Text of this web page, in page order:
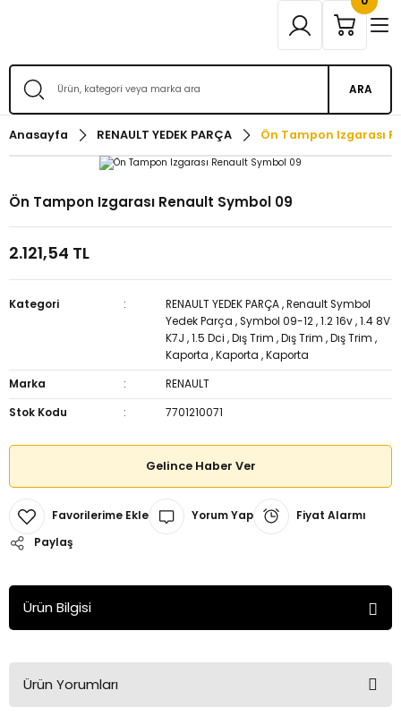
ARA
Anasayfa RENAULT YEDEK PARÇA Ön Tampon Izgarası
Ön Tampon Izgarası Renault Symbol 09
2.121,54 TL
Kategori RENAULT YEDEK PARÇA ,Renault Symbol
Yedek Parça ,Symbol 09-12 ,1.2 16v ,1.4 8V
K7J ,1.5 Dci ,Dış Trim ,Dış Trim ,Dış Trim ,
Kaporta ,Kaporta ,Kaporta
Marka
RENAULT
Stok Kodu
7701210071
Gelince Haber Ver
Yorum Yap
Fiyat Alarmı
Paylaş
Ürün Bilgisi
Ürün Yorumları